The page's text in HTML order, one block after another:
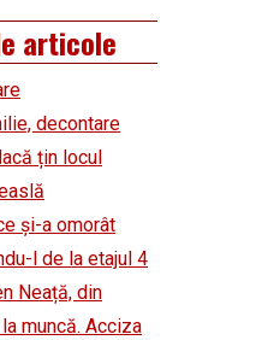
articole
decontare
țin locul
și-a omorât
l de la etajul 4
Neață, din
muncă. Acciza